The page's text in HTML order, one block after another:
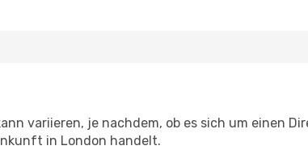
variieren, je nachdem, ob es sich um einen
in London handelt.